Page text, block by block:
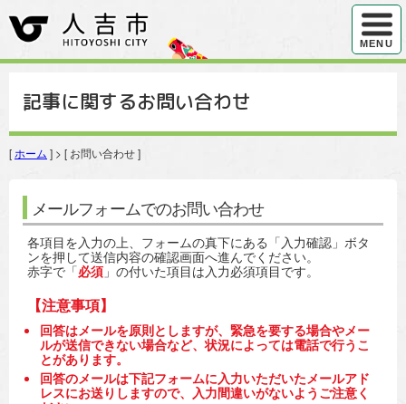
ハンバ
MENU
記事に関するお問い合わせ
[ ホーム ] > [ お問い合わせ ]
メールフォームでのお問い合わせ
各項目を入力の上、フォームの真下にある「入力確認」ボタ
ンを押して送信内容の確認画面へ進んでください。
赤字で「必須 」の付いた項目は入力必須項目です。
【注意事項】
回答はメールを原則としますが、緊急を要する場合やメー
ルが送信できない場合など、状況によっては電話で行うこ
とがあります。
回答のメールは下記フォームに入力いただいたメールアド
レスにお送りしますので、入力間違いがないようご注意く